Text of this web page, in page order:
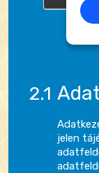
jelen